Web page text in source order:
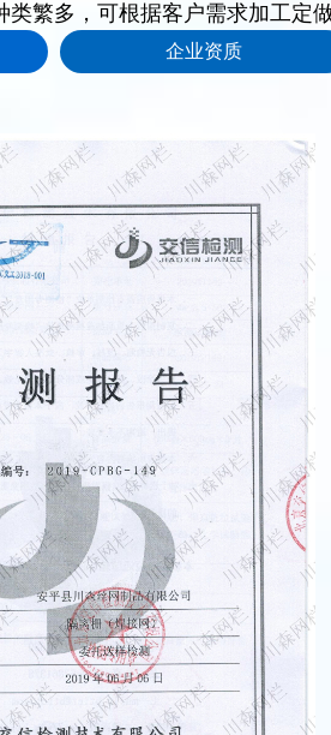
繁多，可根据客户需求加工定做
企业资质